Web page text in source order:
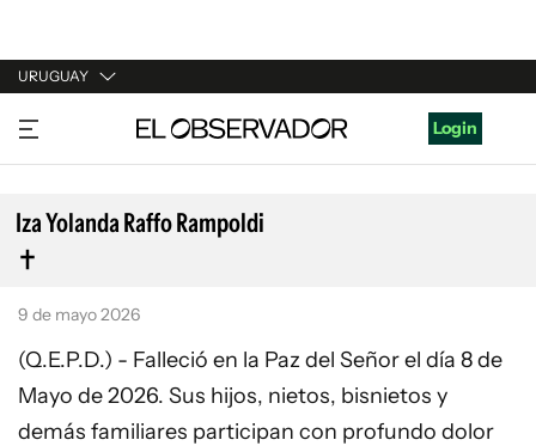
URUGUAY
URUGUAY
ARGENTINA
ESPAÑA
ESTADOS UNIDOS
Login
Iza Yolanda Raffo Rampoldi
9 de mayo 2026
(Q.E.P.D.) - Falleció en la Paz del Señor el día 8 de
Mayo de 2026. Sus hijos, nietos, bisnietos y
demás familiares participan con profundo dolor